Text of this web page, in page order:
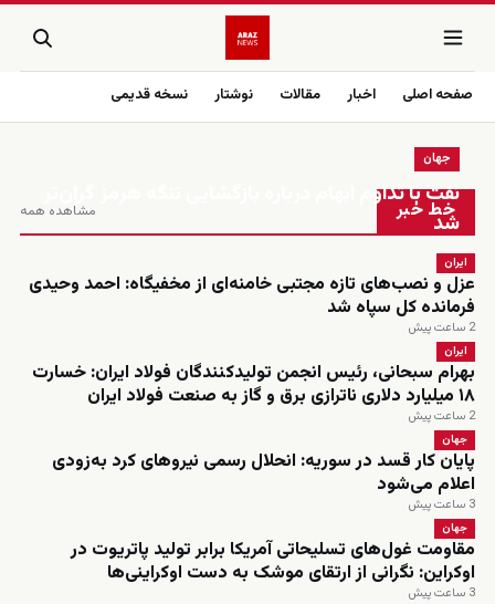
صفحه اصلی اخبار مقالات نوشتار نسخه قدیمی
زنده
خط خبر مشاهده همه
جهان
نفت با تداوم ابهام درباره بازگشایی تنگه هرمز گران‌تر
شد
ایران
عزل و نصب‌های تازه مجتبی خامنه‌ای از مخفیگاه: احمد وحیدی
فرمانده کل سپاه شد
2 ساعت پیش
ایران
بهرام سبحانی، رئیس انجمن تولیدکنندگان فولاد ایران: خسارت
۱۸ میلیارد دلاری ناترازی برق و گاز به صنعت فولاد ایران
2 ساعت پیش
جهان
پایان کار قسد در سوریه: انحلال رسمی نیروهای کرد به‌زودی
اعلام می‌شود
3 ساعت پیش
جهان
مقاومت غول‌های تسلیحاتی آمریکا برابر تولید پاتریوت در
اوکراین: نگرانی از ارتقای موشک به دست اوکراینی‌ها
3 ساعت پیش